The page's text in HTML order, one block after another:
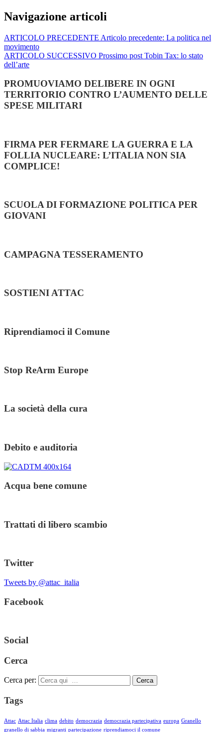
Navigazione articoli
ARTICOLO PRECEDENTE Articolo precedente: La politica nel
movimento
ARTICOLO SUCCESSIVO Prossimo post Tobin Tax: lo stato
dell’arte
PROMUOVIAMO DELIBERE IN OGNI
TERRITORIO CONTRO L’AUMENTO DELLE
SPESE MILITARI
FIRMA PER FERMARE LA GUERRA E LA
FOLLIA NUCLEARE: L’ITALIA NON SIA
COMPLICE!
SCUOLA DI FORMAZIONE POLITICA PER
GIOVANI
CAMPAGNA TESSERAMENTO
SOSTIENI ATTAC
Riprendiamoci il Comune
Stop ReArm Europe
La società della cura
Debito e auditoria
Acqua bene comune
Trattati di libero scambio
Twitter
Tweets by @attac_italia
Facebook
Social
Cerca
Cerca per: Cerca
Tags
Attac Attac Italia clima debito democrazia democrazia partecipativa europa Granello
granello di sabbia migranti partecipazione riprendiamoci il comune